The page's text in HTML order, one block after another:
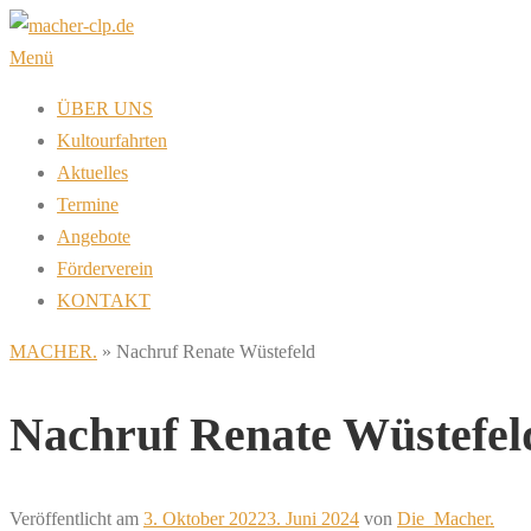
Zum
Inhalt
Menü
ÜBER UNS
Kultourfahrten
Aktuelles
Termine
Angebote
Förderverein
KONTAKT
MACHER. » Nachruf Renate Wüstefeld
Nachruf Renate
Veröffentlicht am 3. Oktober 20223. Juni 2024 von Die_Macher.